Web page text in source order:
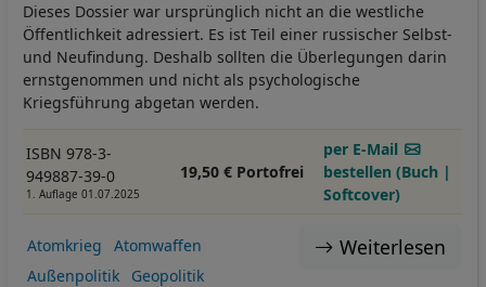
Dieses Dossier war ursprünglich nicht an die westliche
Öffentlichkeit adressiert. Es ist Teil einer russischer Selbst-
und Neufindung. Deshalb sollten die Überlegungen darin
ernstgenommen und nicht als psychologische
Kriegsführung abgetan werden.
ISBN 978-3-
949887-39-0
1. Auflage 01.07.2025
19,50 € Portofrei
per E-Mail
bestellen (Buch |
Softcover)
Weiterlesen
Atomkrieg
Atomwaffen
Außenpolitik
Geopolitik